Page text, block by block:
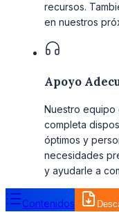
recursos.
en nuestros
Apoyo
Nuestro equipo
completa
óptimos y
necesidades
y ayudarle a
Contenidos